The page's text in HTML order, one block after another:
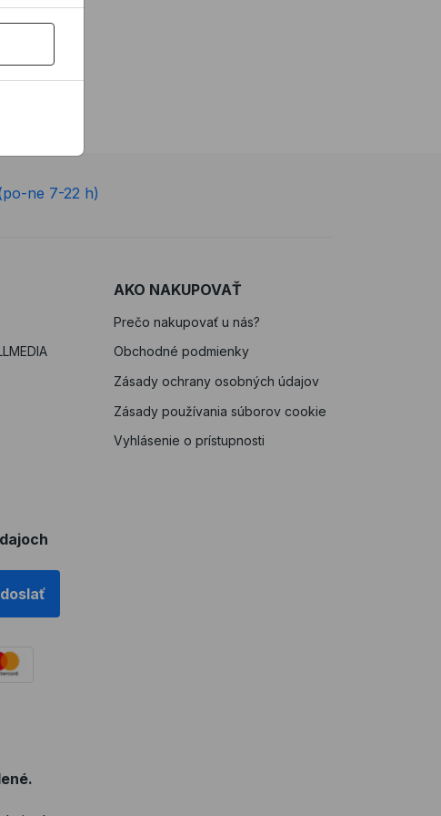
ne 7-22 h)
AKO NAKUPOVAŤ
Prečo nakupovať u nás?
Obchodné podmienky
Zásady ochrany osobných údajov
Zásady používania súborov cookie
Vyhlásenie o prístupnosti